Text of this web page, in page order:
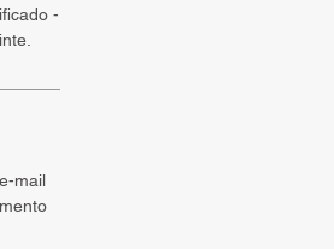
-
mail